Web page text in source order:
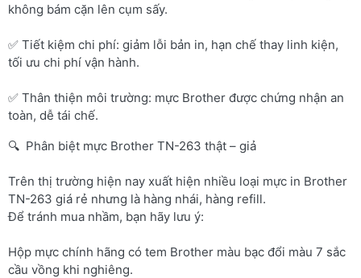
không bám cặn lên cụm sấy.
✅ Tiết kiệm chi phí: giảm lỗi bản in, hạn chế thay linh kiện,
tối ưu chi phí vận hành.
✅ Thân thiện môi trường: mực Brother được chứng nhận an
toàn, dễ tái chế.
🔍 Phân biệt mực Brother TN-263 thật – giả
Trên thị trường hiện nay xuất hiện nhiều loại mực in Brother
TN-263 giá rẻ nhưng là hàng nhái, hàng refill.
Để tránh mua nhầm, bạn hãy lưu ý:
Hộp mực chính hãng có tem Brother màu bạc đổi màu 7 sắc
cầu vồng khi nghiêng.